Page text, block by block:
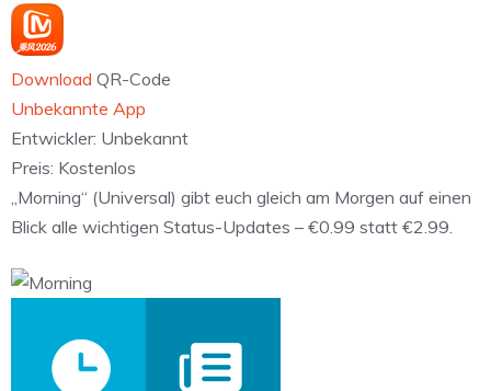
Download QR-Code
Unbekannte App
Entwickler: Unbekannt
Preis: Kostenlos
„Morning“ (Universal) gibt euch gleich am Morgen auf einen
Blick alle wichtigen Status-Updates – €0.99 statt €2.99.